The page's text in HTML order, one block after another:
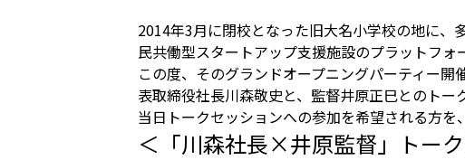
2014年3月に閉校となった旧大名小学校の地に
民共働型スタートアップ支援施設のプラットフォ
この度、そのグランドオープニングパーティー
表取締役社長川森敬史と、監督井原正巳とのト
当日トークセッションへの参加を希望される方
＜「川森社長×井原監督」トー